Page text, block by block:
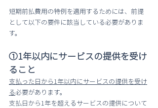
短期前払費用の特例を適用するためには、前提
として以下の要件に該当している必要がありま
す。
①1年以内にサービスの提供を受け
ること
支払った日から1年以内にサービスの提供を受け
る必要があります。
支払日から1年を超えるサービスの提供について